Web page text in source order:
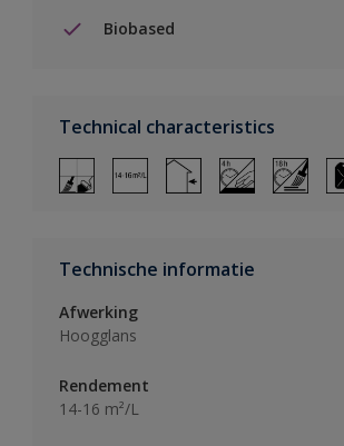
Biobased
Technical characteristics
Technische informatie
Afwerking
Hoogglans
Rendement
14-16 m²/L